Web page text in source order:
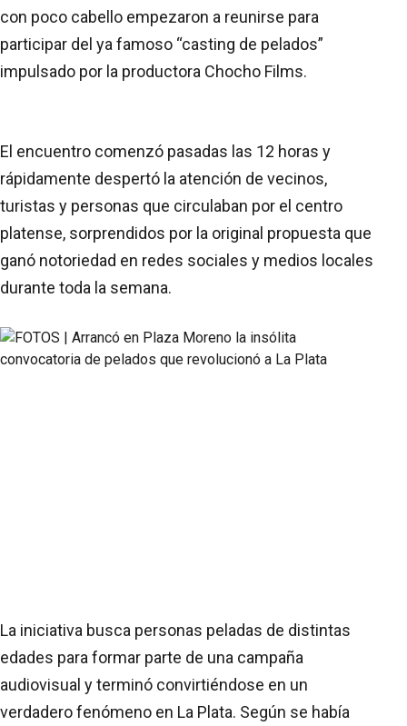
con poco cabello empezaron a reunirse para
participar del ya famoso “casting de pelados”
impulsado por la productora Chocho Films.
El encuentro comenzó pasadas las 12 horas y
rápidamente despertó la atención de vecinos,
turistas y personas que circulaban por el centro
platense, sorprendidos por la original propuesta que
ganó notoriedad en redes sociales y medios locales
durante toda la semana.
La iniciativa busca personas peladas de distintas
edades para formar parte de una campaña
audiovisual y terminó convirtiéndose en un
verdadero fenómeno en La Plata. Según se había